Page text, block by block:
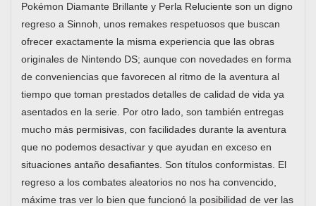
Pokémon Diamante Brillante y Perla Reluciente son un digno
regreso a Sinnoh, unos remakes respetuosos que buscan
ofrecer exactamente la misma experiencia que las obras
originales de Nintendo DS; aunque con novedades en forma
de conveniencias que favorecen al ritmo de la aventura al
tiempo que toman prestados detalles de calidad de vida ya
asentados en la serie. Por otro lado, son también entregas
mucho más permisivas, con facilidades durante la aventura
que no podemos desactivar y que ayudan en exceso en
situaciones antaño desafiantes. Son títulos conformistas. El
regreso a los combates aleatorios no nos ha convencido,
máxime tras ver lo bien que funcionó la posibilidad de ver las